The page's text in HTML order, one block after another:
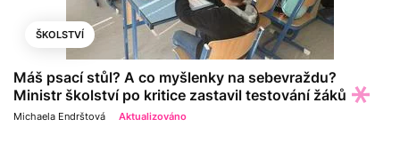
ŠKOLSTVÍ
Máš psací stůl? A co myšlenky na sebevraždu?
Ministr školství po kritice zastavil testování žáků
Michaela Endrštová Aktualizováno